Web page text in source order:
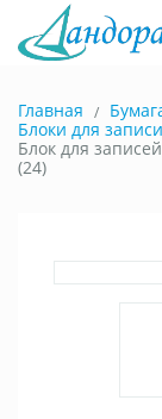
Главная
Блоки для записи
Блок для
(24)